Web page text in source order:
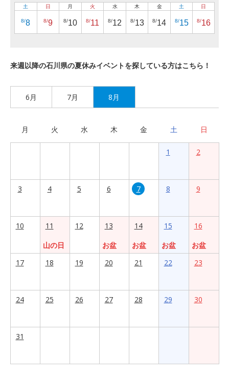
土
8/8
日
8/9
月
8/10
火
8/11
水
8/12
木
8/13
金
8/14
土
8/15
日
8/16
来週以降の石川県の夏休みイベントを探している方はこちら！
6月 7月 8月
月 火 水 木 金 土 日
1 2
3 4 5 6 7 8 9
10
11
山の日
12
13
お盆
14
お盆
15
お盆
16
お盆
17
18 19 20 21 22 23
24 25 26 27 28 29 30
31